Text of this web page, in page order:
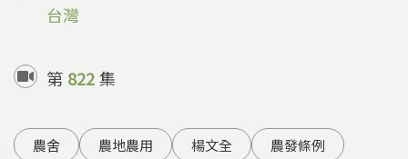
台灣
第 822集
農舍 農地農用 楊文全
農發條例